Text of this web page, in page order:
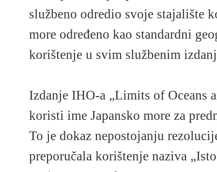
službeno odredio svoje stajalište
more određeno kao standardni
korištenje u svim službenim
Izdanje IHO-a „Limits of Oceans
koristi ime Japansko more za
To je dokaz nepostojanju
preporučala korištenje naziva